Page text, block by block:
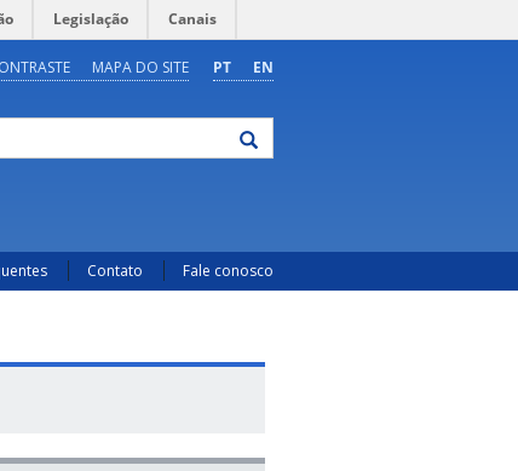
Legislação Canais
PT EN
MAPA DO SITE
Contato Fale conosco